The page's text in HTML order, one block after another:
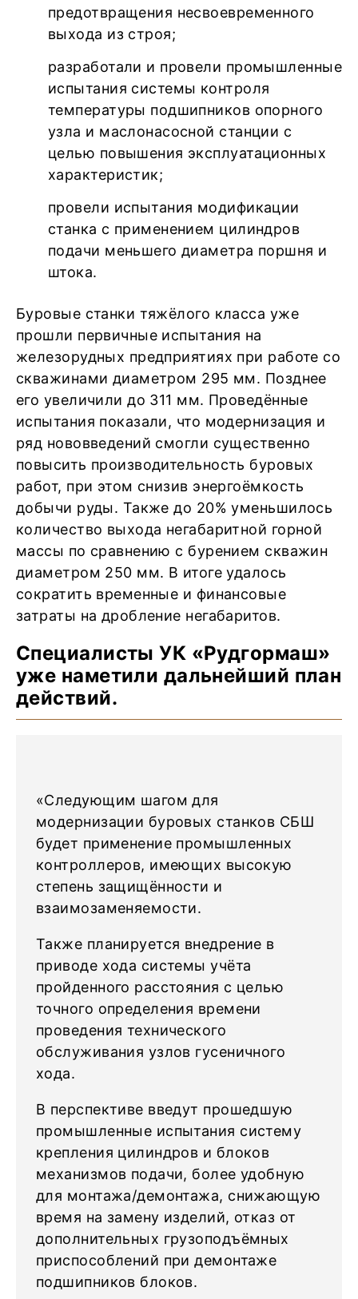
предотвращения несвоевременного
выхода из строя;
разработали и провели промышленные
испытания системы контроля
температуры подшипников опорного
узла и маслонасосной станции с
целью повышения эксплуатационных
характеристик;
провели испытания модификации
станка с применением цилиндров
подачи меньшего диаметра поршня и
штока.
Буровые станки тяжёлого класса уже
прошли первичные испытания на
железорудных предприятиях при работе со
скважинами диаметром 295 мм. Позднее
его увеличили до 311 мм. Проведённые
испытания показали, что модернизация и
ряд нововведений смогли существенно
повысить производительность буровых
работ, при этом снизив энергоёмкость
добычи руды. Также до 20% уменьшилось
количество выхода негабаритной горной
массы по сравнению с бурением скважин
диаметром 250 мм. В итоге удалось
сократить временные и финансовые
затраты на дробление негабаритов.
Специалисты УК «Рудгормаш»
уже наметили дальнейший план
действий.
«Следующим шагом для
модернизации буровых станков СБШ
будет применение промышленных
контроллеров, имеющих высокую
степень защищённости и
взаимозаменяемости.
Также планируется внедрение в
приводе хода системы учёта
пройденного расстояния с целью
точного определения времени
проведения технического
обслуживания узлов гусеничного
хода.
В перспективе введут прошедшую
промышленные испытания систему
крепления цилиндров и блоков
механизмов подачи, более удобную
для монтажа/демонтажа, снижающую
время на замену изделий, отказ от
дополнительных грузоподъёмных
приспособлений при демонтаже
подшипников блоков.